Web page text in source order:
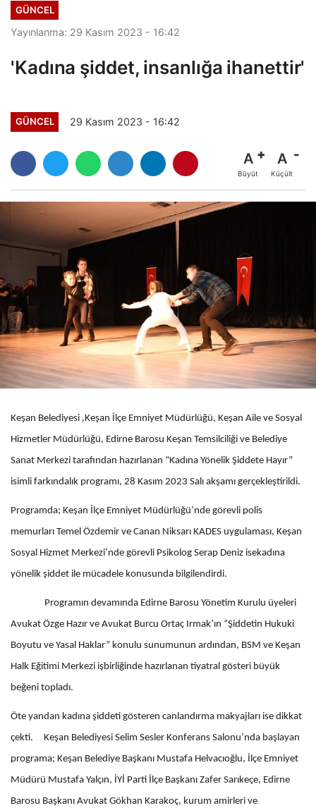
GÜNCEL
Yayınlanma: 29 Kasım 2023 - 16:42
'Kadına şiddet, insanlığa ihanettir'
GÜNCEL 29 Kasım 2023 - 16:42
A
Büyüt
A
Küçült
Keşan Belediyesi ,Keşan İlçe Emniyet Müdürlüğü, Keşan Aile ve Sosyal
Hizmetler Müdürlüğü, Edirne Barosu Keşan Temsilciliği ve Belediye
Sanat Merkezi tarafından hazırlanan “Kadına Yönelik Şiddete Hayır”
isimli farkındalık programı, 28 Kasım 2023 Salı akşamı gerçekleştirildi.
Programda; Keşan İlçe Emniyet Müdürlüğü’nde görevli polis
memurları Temel Özdemir ve Canan Niksarı KADES uygulaması, Keşan
Sosyal Hizmet Merkezi’nde görevli Psikolog Serap Deniz isekadına
yönelik şiddet ile mücadele konusunda bilgilendirdi.
Programın devamında Edirne Barosu Yönetim Kurulu üyeleri
Avukat Özge Hazır ve Avukat Burcu Ortaç Irmak’ın “Şiddetin Hukuki
Boyutu ve Yasal Haklar” konulu sunumunun ardından, BSM ve Keşan
Halk Eğitimi Merkezi işbirliğinde hazırlanan tiyatral gösteri büyük
beğeni topladı.
Öte yandan kadına şiddeti gösteren canlandırma makyajları ise dikkat
çekti. Keşan Belediyesi Selim Sesler Konferans Salonu’nda başlayan
programa; Keşan Belediye Başkanı Mustafa Helvacıoğlu, İlçe Emniyet
Müdürü Mustafa Yalçın, İYİ Parti İlçe Başkanı Zafer Sarıkeçe, Edirne
Barosu Başkanı Avukat Gökhan Karakoç, kurum amirleri ve